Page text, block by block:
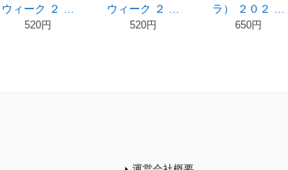
ウィーク ２ …
520円
ウィーク ２ …
520円
ラ） ２０２ …
650円